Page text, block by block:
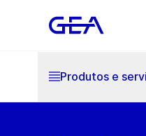
Produtos e